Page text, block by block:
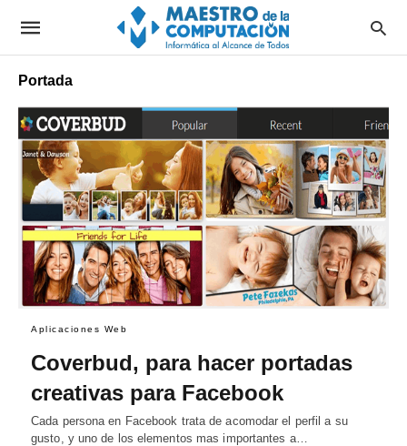
Portada
Aplicaciones Web
Coverbud, para hacer portadas
creativas para Facebook
Cada persona en Facebook trata de acomodar el perfil a su
gusto, y uno de los elementos mas importantes a…